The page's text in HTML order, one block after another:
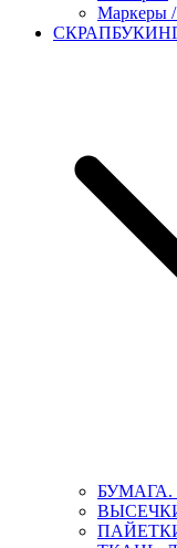
Маркеры